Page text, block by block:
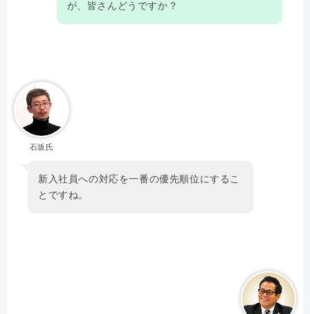
が、皆さんどうですか？
石坂氏
新入社員への対応を一番の優先順位にするこ
とですね。